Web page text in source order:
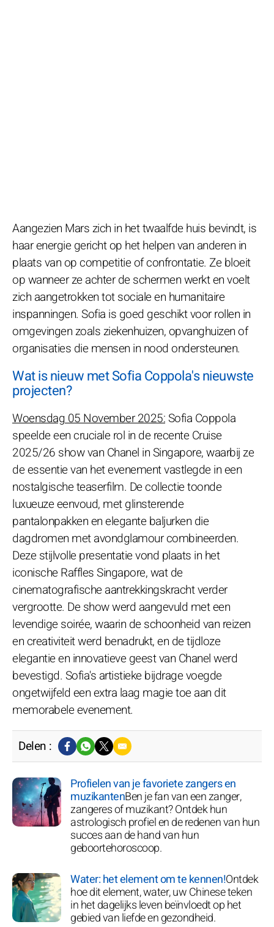
Aangezien Mars zich in het twaalfde huis bevindt, is
haar energie gericht op het helpen van anderen in
plaats van op competitie of confrontatie. Ze bloeit
op wanneer ze achter de schermen werkt en voelt
zich aangetrokken tot sociale en humanitaire
inspanningen. Sofia is goed geschikt voor rollen in
omgevingen zoals ziekenhuizen, opvanghuizen of
organisaties die mensen in nood ondersteunen.
Wat is nieuw met Sofia Coppola's nieuwste
projecten?
Woensdag 05 November 2025:Sofia Coppola
speelde een cruciale rol in de recente Cruise
2025/26 show van Chanel in Singapore, waarbij ze
de essentie van het evenement vastlegde in een
nostalgische teaserfilm. De collectie toonde
luxueuze eenvoud, met glinsterende
pantalonpakken en elegante baljurken die
dagdromen met avondglamour combineerden.
Deze stijlvolle presentatie vond plaats in het
iconische Raffles Singapore, wat de
cinematografische aantrekkingskracht verder
vergrootte. De show werd aangevuld met een
levendige soirée, waarin de schoonheid van reizen
en creativiteit werd benadrukt, en de tijdloze
elegantie en innovatieve geest van Chanel werd
bevestigd. Sofia's artistieke bijdrage voegde
ongetwijfeld een extra laag magie toe aan dit
memorabele evenement.
Delen :
Profielen van je favoriete zangers en
muzikantenBen je fan van een zanger,
zangeres of muzikant? Ontdek hun
astrologisch profiel en de redenen van hun
succes aan de hand van hun
geboortehoroscoop.
Water: het element om te kennen!Ontdek
hoe dit element, water, uw Chinese teken
in het dagelijks leven beïnvloedt op het
gebied van liefde en gezondheid.